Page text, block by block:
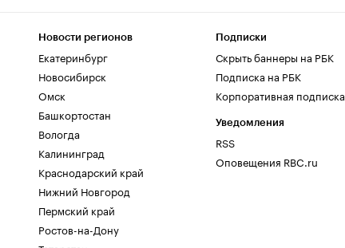
Новости регионов
Екатеринбург
Новосибирск
Омск
Башкортостан
Вологда
Калининград
Краснодарский край
Нижний Новгород
Пермский край
Ростов-на-Дону
Подписки
Скрыть баннеры на РБК
Подписка на РБК
Корпоративная подписка
Уведомления
RSS
Оповещения RBC.ru